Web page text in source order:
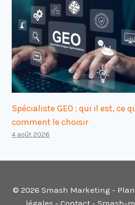
Spécialiste GEO : qui il est, ce
comment le choisir
4 août 2026
© 2026 Smash Marketing -